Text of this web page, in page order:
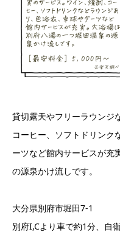
貸切露天やフリーラウンジ
コーヒー、ソフトドリンク
ーツなど館内サービスが充
の源泉かけ流しです。
大分県別府市堀田7-1
別府I,Cより車で約1分、自